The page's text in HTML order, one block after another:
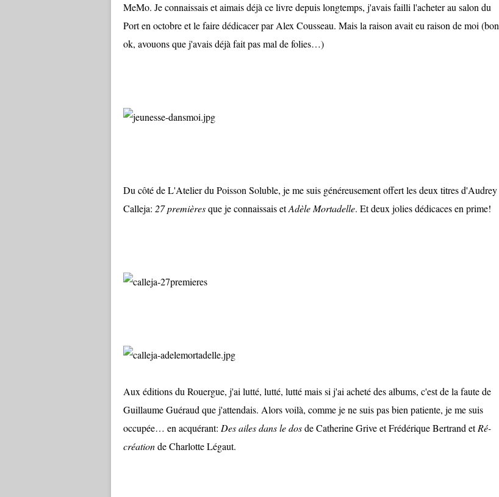
MeMo. Je connaissais et aimais déjà ce livre depuis longtemps, j'avais failli l'acheter au salon du
Port en octobre et le faire dédicacer par Alex Cousseau. Mais la raison avait eu raison de moi (bon
ok, avouons que j'avais déjà fait pas mal de folies…)
Du côté de L'Atelier du Poisson Soluble, je me suis généreusement offert les deux titres d'Audrey
Calleja: 27 premièresque je connaissais etAdèle Mortadelle. Et deux jolies dédicaces en prime!
Aux éditions du Rouergue, j'ai lutté, lutté, lutté mais si j'ai acheté des albums, c'est de la faute de
Guillaume Guéraud que j'attendais. Alors voilà, comme je ne suis pas bien patiente, je me suis
occupée… en acquérant: Des ailes dans le dosde Catherine Grive et Frédérique Bertrand etRé-
créationde Charlotte Légaut.